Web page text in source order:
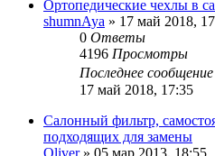
Ортопедические чехлы в
shumnAya » 17 май 2018,
0 Ответы
4196 Просмотры
Последнее сообщение
17 май 2018, 17:35
Салонный фильтр,
подходящих для замены
Oliver» 05 мар 2013, 18:55